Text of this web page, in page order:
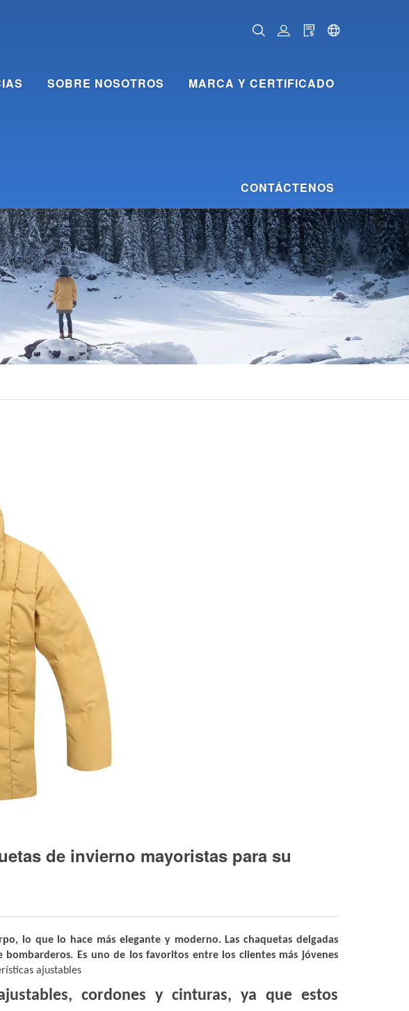
SOBRE NOSOTROS MARCA Y CERTIFICADO
CONTÁCTENOS
de invierno mayoristas para su